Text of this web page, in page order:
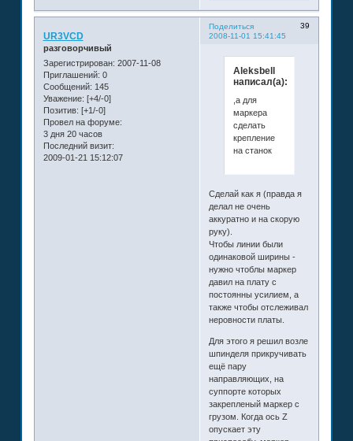
Поделиться
39
2008-11-01 15:41:45
UR3VCD
разговорчивый
Зарегистрирован: 2007-11-08
Приглашений: 0
Сообщений: 145
Уважение: [+4/-0]
Позитив: [+1/-0]
Провел на форуме:
3 дня 20 часов
Последний визит:
2009-01-21 15:12:07
Aleksbell
написал(а):
,а для
маркера
сделать
крепление
на станок
Сделай как я (правда я
делал не очень
аккуратно и на скорую
руку).
Чтобы линии были
одинаковой ширины -
нужно чтоблы маркер
давил на плату с
постоянны усилием, а
также чтобы отслеживал
неровности платы.
Для этого я решил возле
шпинделя прикручивать
ещё пару
направляющих, на
суппорте которых
закрепленый маркер с
грузом. Когда ось Z
опускает эту